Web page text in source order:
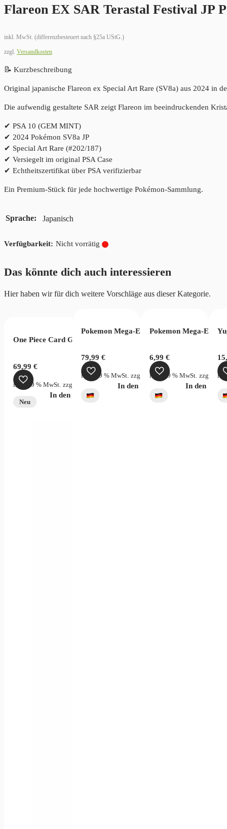
Flareon EX SAR Terastal Festival JP
inkl. MwSt. (differenzbesteuert nach §25a UStG.)
zzgl. Versandkosten
📝 Kurzbeschreibung
Original japanische Flareon ex Special Art Rare (SV8a) aus 2024 in
Die aufwendig gestaltete SAR zeigt Flareon im beeindruckenden
✔ PSA 10 (GEM MINT)
✔ 2024 Pokémon SV8a JP
✔ Special Art Rare (#202/187)
✔ Versiegelt im original PSA Case
✔ Echtheitszertifikat über PSA verifizierbar
Ein Premium-Stück für jede hochwertige Pokémon-Sammlung.
Sprache Japanisch
Nicht vorrätig
Das könnte dich auch interessieren
Hier haben wir für dich weitere Vorschläge aus dieser Kategorie.
Stream
Memorial Collection EB01 (JP)
One Piece Card Game Two Legends OPC08 Display Chinese
69,99€
inkl. 19 % MwSt. zzgl. Versandkosten
In den Warenkorb
Neu
Pokemon Mega-Entwicklung Dunkelnacht
79,99€
inkl. 19 % MwSt. zzgl. Versandkosten
In den Warenkorb
Pokemon Mega-
6,99 €
inkl. 19 % MwSt. zzgl.
In den